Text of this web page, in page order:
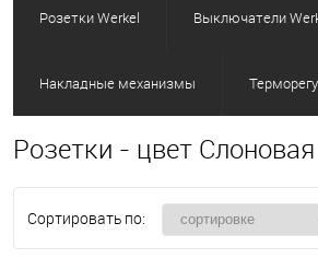
Розетки Werkel Выключатели
Накладные механизмы
Розетки - цвет
Сортировать по: